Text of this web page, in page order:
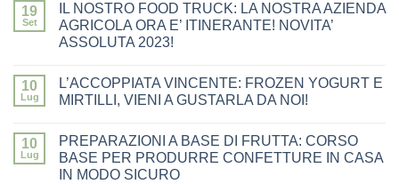
19
Set
IL NOSTRO FOOD TRUCK: LA NOSTRA AZIENDA
AGRICOLA ORA E’ ITINERANTE! NOVITA’
ASSOLUTA 2023!
10
Lug
L’ACCOPPIATA VINCENTE: FROZEN YOGURT E
MIRTILLI, VIENI A GUSTARLA DA NOI!
10
Lug
PREPARAZIONI A BASE DI FRUTTA: CORSO
BASE PER PRODURRE CONFETTURE IN CASA
IN MODO SICURO